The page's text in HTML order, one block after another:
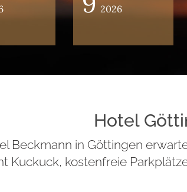
9 August
Hotel
Beckmann in Göttingen
Kuckuck, kostenfreie